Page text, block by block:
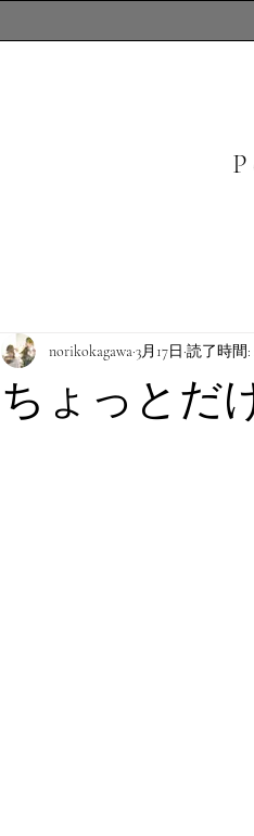
ちょっとだ
norikokagawa3月17日 読了時間: